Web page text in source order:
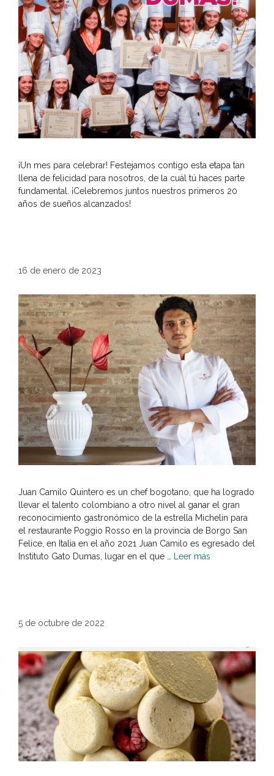
¡Un mes para celebrar! Festejamos contigo esta etapa tan
llena de felicidad para nosotros, de la cuál tú haces parte
fundamental. ¡Celebremos juntos nuestros primeros 20
años de sueños alcanzados!
16 de enero de 2023
Juan Camilo Quintero es un chef bogotano, que ha logrado
llevar el talento colombiano a otro nivel al ganar el gran
reconocimiento gastronómico de la estrella Michelin para
el restaurante Poggio Rosso en la provincia de Borgo San
Felice, en Italia en el año 2021 Juan Camilo es egresado del
Instituto Gato Dumas, lugar en el que … Leer más
5 de octubre de 2022